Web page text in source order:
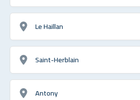
Le Haillan
Saint-Herblain
Antony